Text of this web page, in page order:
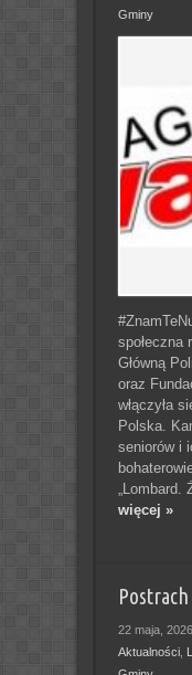
Gminy
społeczna
Główną
oraz
włączyła
Polska.
seniorów i
„Lombard.
więcej »
22 maja, 2026
Aktualności,